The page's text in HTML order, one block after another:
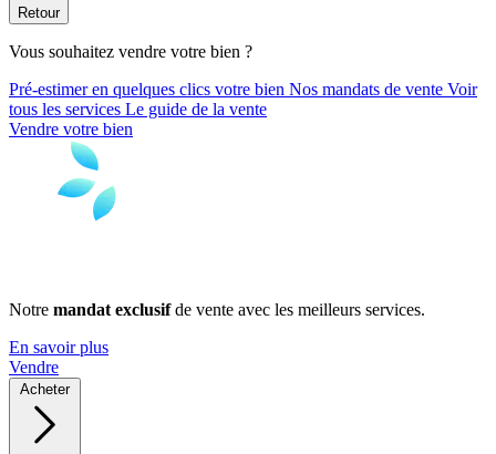
Retour
Vous souhaitez vendre votre bien ?
Pré-estimer en quelques clics votre bien Nos mandats de vente Voir
tous les services Le guide de la vente
Vendre votre bien
Notre mandat exclusifde vente avec les meilleurs services.
En savoir plus
Vendre
Acheter